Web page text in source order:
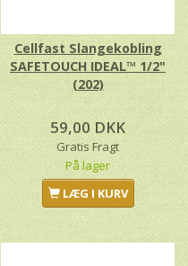
Cellfast Slangekobling
SAFETOUCH IDEAL™ 1/2"
(202)
59,00 DKK
Gratis Fragt
På lager
LÆG I KURV